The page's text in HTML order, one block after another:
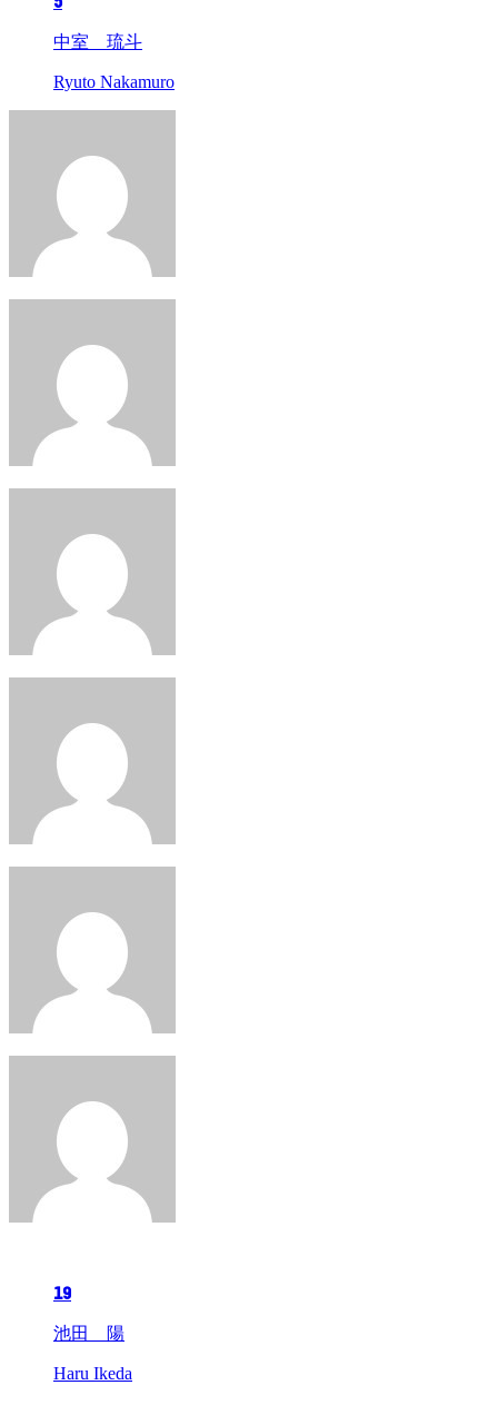
中室 琉斗
Ryuto Nakamuro
19
池田 陽
Haru Ikeda